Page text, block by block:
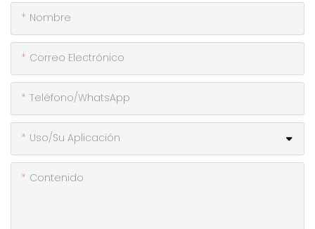
Nombre
Correo Electrónico
Teléfono/WhatsApp
Uso/Su Aplicación
Contenido